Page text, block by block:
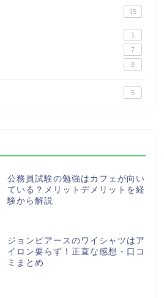
15
1
7
8
5
公務員試験の勉強はカフェが向い
ている？メリットデメリットを経
験から解説
ジョンピアースのワイシャツはア
イロン要らず！正直な感想・口コ
ミまとめ